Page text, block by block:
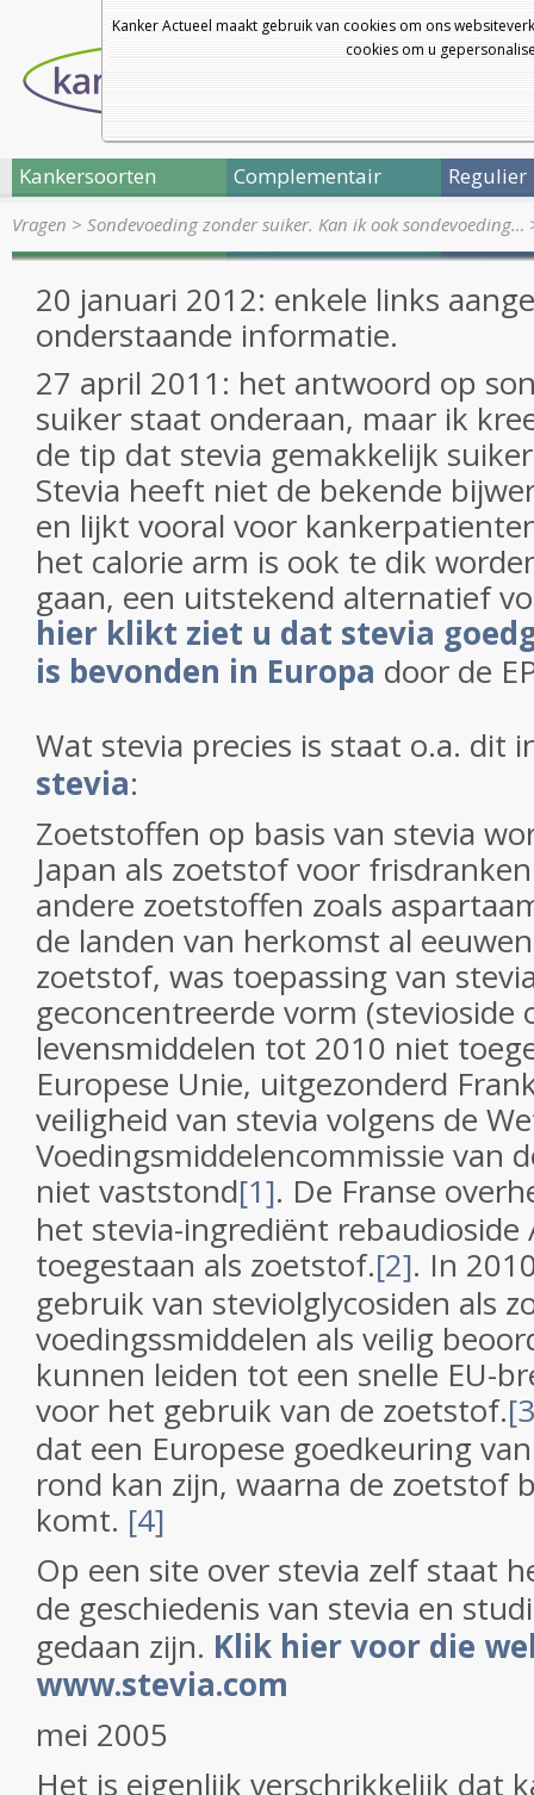
Kanker Actueel maakt gebruik van cookies om ons
cookies om u
Kankersoorten Complementair Regulier
Vragen > Sondevoeding zonder suiker. Kan ik ook sondevoeding…
20 januari 2012: enkele links
onderstaande informatie.
27 april 2011: het antwoord op
suiker staat onderaan, maar ik
de tip dat stevia gemakkelijk
Stevia heeft niet de bekende
en lijkt vooral voor
het calorie arm is ook te dik
gaan, een uitstekend alternatief
hier klikt ziet u dat stevia
is bevonden in Europa door de
Wat stevia precies is staat o.a. dit
stevia:
Zoetstoffen op basis van stevia
Japan als zoetstof voor
andere zoetstoffen zoals
de landen van herkomst al
zoetstof, was toepassing van
geconcentreerde vorm (stevioside
levensmiddelen tot 2010 niet
Europese Unie, uitgezonderd
veiligheid van stevia volgens de
Voedingsmiddelencommissie van
niet vaststond[1]. De Franse
het stevia-ingrediënt rebaudioside
toegestaan als zoetstof.[2]. In
gebruik van steviolglycosiden als
voedingssmiddelen als veilig
kunnen leiden tot een snelle EU-
voor het gebruik van de zoetstof.
dat een Europese goedkeuring
rond kan zijn, waarna de zoetstof
komt. [4]
Op een site over stevia zelf staat
de geschiedenis van stevia en
gedaan zijn. Klik hier voor die
www.stevia.com
mei 2005
Het is eigenlijk verschrikkelijk dat